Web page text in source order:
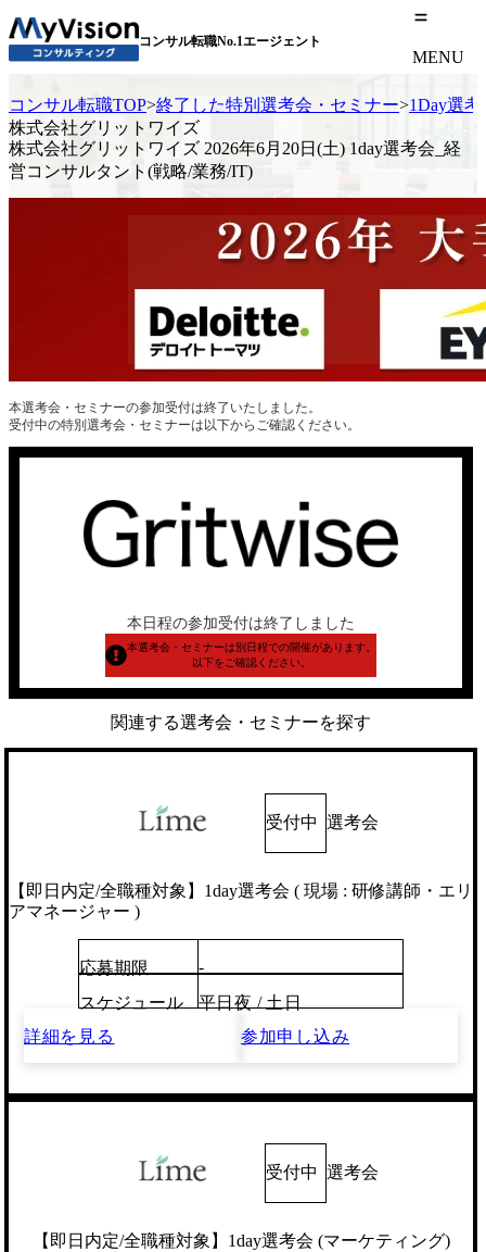
コンサル転職No.1エージェント
MENU
コンサル転職TOP>終了した特別選考会・セミナー>1Day選考
株式会社グリットワイズ
株式会社グリットワイズ 2026年6月20日(土) 1day選考会_経
営コンサルタント(戦略/業務/IT)
本選考会・セミナーの参加受付は終了いたしました。
受付中の特別選考会・セミナーは以下からご確認ください。
本日程の参加受付は終了しました
本選考会・セミナーは別日程での開催があります。
以下をご確認ください。
関連する選考会・セミナーを探す
受付中 選考会
【即日内定/全職種対象】1day選考会 ( 現場 : 研修講師・エリ
アマネージャー )
応募期限
-
スケジュール
平日夜 / 土日
詳細を見る
参加申し込み
受付中 選考会
【即日内定/全職種対象】1day選考会 (マーケティング)